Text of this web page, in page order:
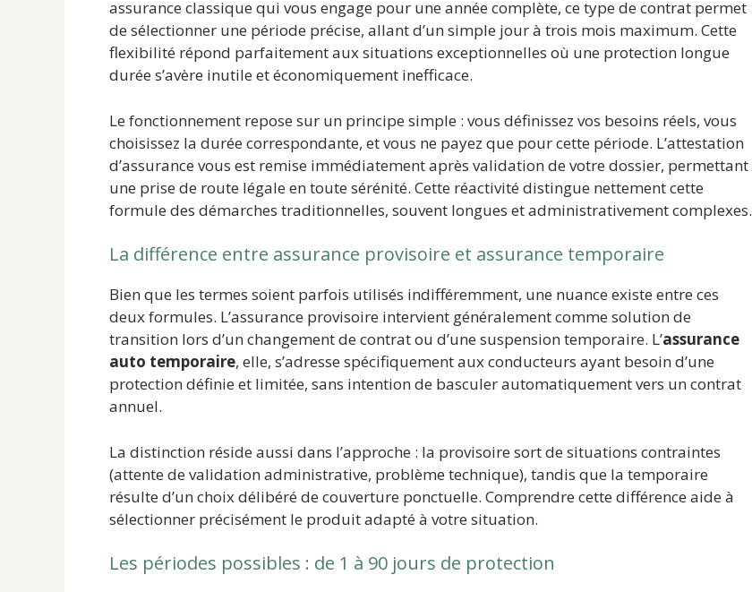
assurance classique qui vous engage pour une année complète, ce type de contrat permet
de sélectionner une période précise, allant d’un simple jour à trois mois maximum. Cette
flexibilité répond parfaitement aux situations exceptionnelles où une protection longue
durée s’avère inutile et économiquement inefficace.
Le fonctionnement repose sur un principe simple : vous définissez vos besoins réels, vous
choisissez la durée correspondante, et vous ne payez que pour cette période. L’attestation
d’assurance vous est remise immédiatement après validation de votre dossier, permettant
une prise de route légale en toute sérénité. Cette réactivité distingue nettement cette
formule des démarches traditionnelles, souvent longues et administrativement complexes.
La différence entre assurance provisoire et assurance temporaire
Bien que les termes soient parfois utilisés indifféremment, une nuance existe entre ces
deux formules. L’assurance provisoire intervient généralement comme solution de
transition lors d’un changement de contrat ou d’une suspension temporaire. L’assurance
auto temporaire, elle, s’adresse spécifiquement aux conducteurs ayant besoin d’une
protection définie et limitée, sans intention de basculer automatiquement vers un contrat
annuel.
La distinction réside aussi dans l’approche : la provisoire sort de situations contraintes
(attente de validation administrative, problème technique), tandis que la temporaire
résulte d’un choix délibéré de couverture ponctuelle. Comprendre cette différence aide à
sélectionner précisément le produit adapté à votre situation.
Les périodes possibles : de 1 à 90 jours de protection